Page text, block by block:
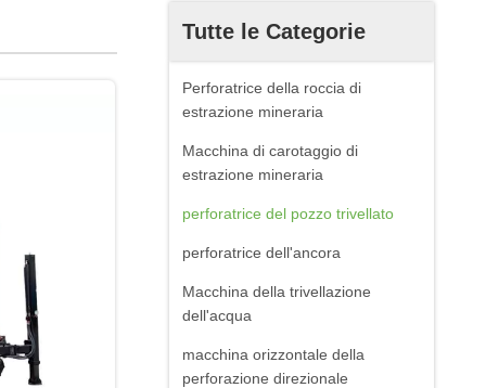
Tutte le Categorie
Perforatrice della roccia di
estrazione mineraria
Macchina di carotaggio di
estrazione mineraria
perforatrice del pozzo trivellato
perforatrice dell'ancora
Macchina della trivellazione
dell'acqua
macchina orizzontale della
perforazione direzionale